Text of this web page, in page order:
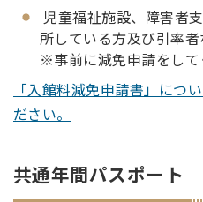
児童福祉施設、障害者
所している方及び引率
※事前に減免申請をして
「入館料減免申請書」につ
ださい。
共通年間パスポート